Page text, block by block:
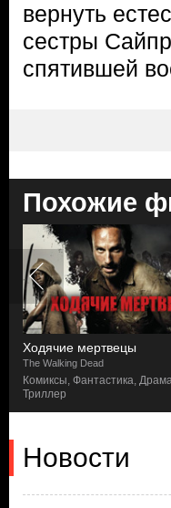
вернуть
сестры
спятившей
Похожие
Ходячие мертвецы
The Walking Dead
Комиксы, Фантастика,
Триллер
Новости